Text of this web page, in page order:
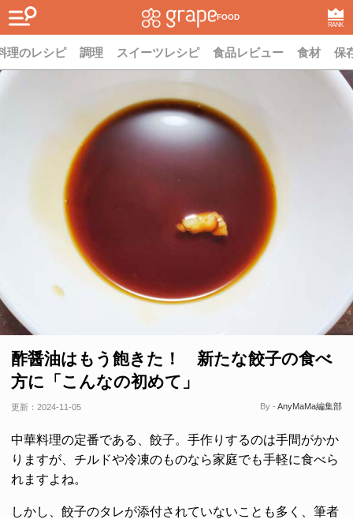
FOOD
RANK
理のレシピ 調理 スイーツレシピ 食品レビュー 食材 保
酢醤油はもう飽きた！ 新たな餃子の食べ
方に「こんなの初めて」
更新： 2024-11-05 By - AnyMaMa編集部
中華料理の定番である、餃子。手作りするのは手間がかか
りますが、チルドや冷凍のものなら家庭でも手軽に食べら
れますよね。
しかし、餃子のタレが添付されていないことも多く、筆者